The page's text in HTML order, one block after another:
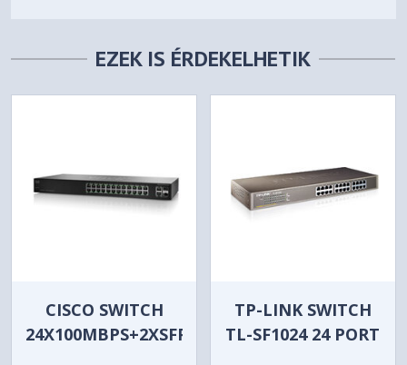
EZEK IS ÉRDEKELHETIK
CISCO SWITCH
24X100MBPS+2XSFP
TP-LINK SWITCH
TL-SF1024 24 PORT